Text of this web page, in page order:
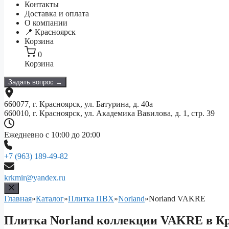
Контакты
Доставка и оплата
О компании
📍 Красноярск
Корзина
0
Корзина
Задать вопрос →
660077, г. Красноярск, ул. Батурина, д. 40а
660010, г. Красноярск, ул. Академика Вавилова, д. 1, стр. 39
Ежедневно с 10:00 до 20:00
+7 (963) 189-49-82
krkmir@yandex.ru
Главная»Каталог»Плитка ПВХ»Norland»Norland VAKRE
Плитка Norland коллекции VAKRE в